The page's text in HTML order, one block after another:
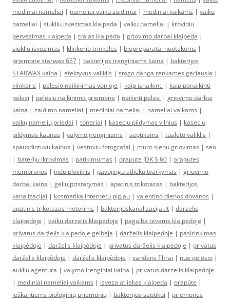
mediniai nameliai | nameliai vaiku zaidimui | mediniai vaikams | vaiku
nameliai | siukliu isvezimas klaipeda | vaiku nameliai | kroviniu
pervezimas klaipeda | tralas klaipeda | griovimo darbai klaipeda |
siukliu isvezimas | klinkerio trinkeles | biopreparatai nuotekoms |
priemone starwax 637 | bakterijos irenginiams kaina | bakterijos
STARWAX kaina | efektyvus valiklis | stogo danga renkames geriausia |
klinkeris | pelesio naikinimas vonioje | kaip isnaikinti | kaip panaikinti
pelesi | pelesiu naikinimo priemone | naikinti pelesi | griovimo darbai
kaina | zaidimo nameliai | mediniai nameliai | nameliai vaikams |
vaikų namelių priedai | toneriai | kaseciu pildymas vilnius | kaseciu
pildymas kaunas | valymo įrenginiams | septikams | tualeto valiklis |
spausdintuvu kainos | vestuviu fotografai | muro sienu griovimas | seo
| bateriju ikrovimas | patikimumas | orapute JDK S 60 | oraputes
membranos | indu ploviklis | pavojingu atlieku tvarkymas | griovimo
darbai kaina | geliu pristatymas | apatinis trikotazas | bakterijos
kanalizacijai | kosmetika internetu pigiau | valentino dienos dovanos |
apatinis trikotazas moterims | bakterijoskanalizacijai.lt | darzelis
klaipedoje | vaiku darzelis klaipedoje | pagalba tėvams klaipėdoje |
privatus darželis klaipėdoje gelbėja | darželis klaipėdoje | pasirinkimas
klaipėdoje | darželis klaipėdoje | privatus darželis klaipėdoje | privatus
darželis klaipėdoje | darželis klaipėdoje | vandens filtrai | nuo pelesio |
aukliu agentura | valymo irenginiai kaina | privatus darzelis klaipedoje
| mediniai nameliai vaikams | isveza atliekas klaipeda | orapūte |
ieškantiems biologinių priemonių | bakterijos septikui | priemonės